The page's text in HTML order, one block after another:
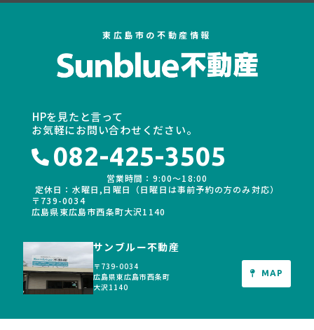
東広島市の不動産情報
HPを見たと言って
お気軽にお問い合わせください。
082-425-3505
営業時間：9:00〜18:00
定休日：水曜日,日曜日（日曜日は事前予約の方のみ対応）
〒739-0034
広島県東広島市西条町大沢1140
サンブルー不動産
〒739-0034
広島県東広島市西条町
大沢1140
MAP